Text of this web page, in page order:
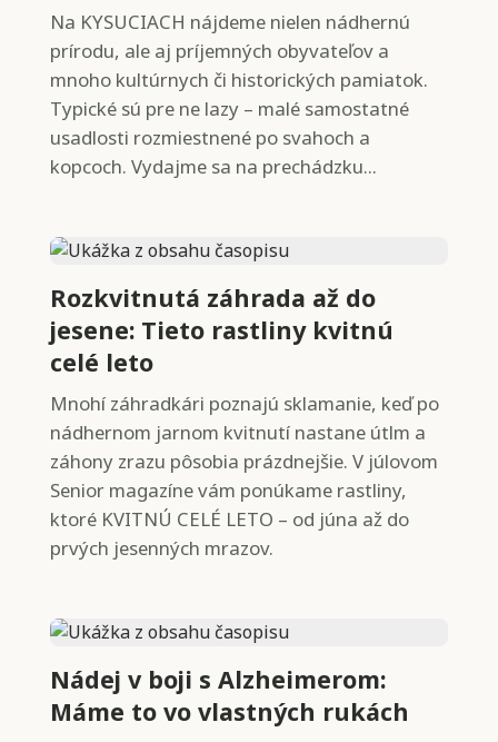
Na KYSUCIACH nájdeme nielen nádhernú
prírodu, ale aj príjemných obyvateľov a
mnoho kultúrnych či historických pamiatok.
Typické sú pre ne lazy – malé samostatné
usadlosti rozmiestnené po svahoch a
kopcoch. Vydajme sa na prechádzku...
Rozkvitnutá záhrada až do
jesene: Tieto rastliny kvitnú
celé leto
Mnohí záhradkári poznajú sklamanie, keď po
nádhernom jarnom kvitnutí nastane útlm a
záhony zrazu pôsobia prázdnejšie. V júlovom
Senior magazíne vám ponúkame rastliny,
ktoré KVITNÚ CELÉ LETO – od júna až do
prvých jesenných mrazov.
Nádej v boji s Alzheimerom:
Máme to vo vlastných rukách